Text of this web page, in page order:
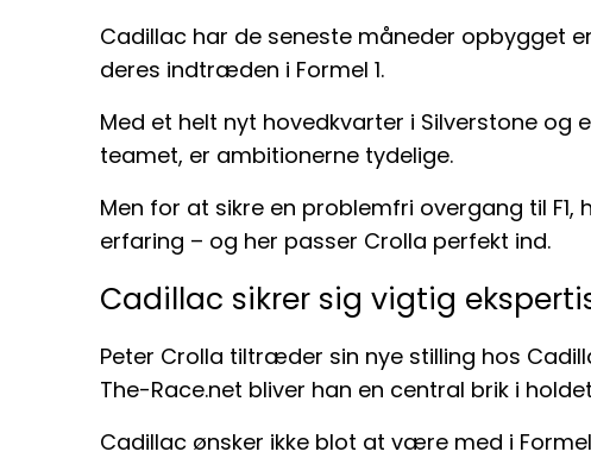
Cadillac har de seneste måneder opbygget
deres indtræden i Formel 1.
Med et helt nyt hovedkvarter i Silverstone og
teamet, er ambitionerne tydelige.
Men for at sikre en problemfri overgang til
erfaring – og her passer Crolla perfekt ind.
Cadillac sikrer sig vigtig
Peter Crolla tiltræder sin nye stilling hos
The-Race.net bliver han en central brik i
Cadillac ønsker ikke blot at være med i